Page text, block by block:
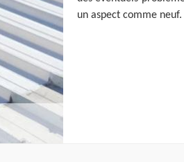
un aspect comme